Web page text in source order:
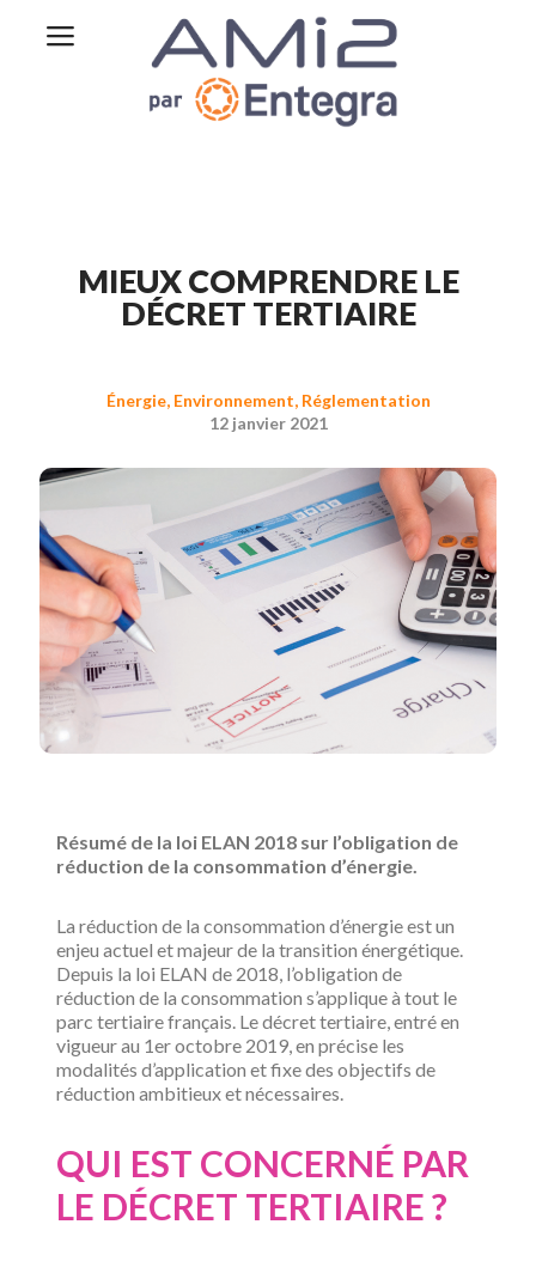
MIEUX COMPRENDRE LE
DÉCRET TERTIAIRE
Énergie, Environnement, Réglementation
12 janvier 2021
Résumé de la loi ELAN 2018 sur l’obligation de
réduction de la consommation d’énergie.
La réduction de la consommation d’énergie est un
enjeu actuel et majeur de la transition énergétique.
Depuis la loi ELAN de 2018, l’obligation de
réduction de la consommation s’applique à tout le
parc tertiaire français. Le décret tertiaire, entré en
vigueur au 1er octobre 2019, en précise les
modalités d’application et fixe des objectifs de
réduction ambitieux et nécessaires.
QUI EST CONCERNÉ PAR
LE DÉCRET TERTIAIRE ?